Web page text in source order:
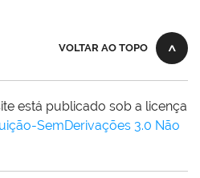
VOLTAR AO TOPO
está publicado sob a licença
SemDerivações 3.0 Não